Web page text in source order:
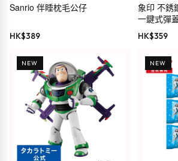
Sanrio 伴睡枕毛公仔
HK$389
象印 不銹
一鍵式彈
WS48-HM
HK$359
NEW NEW